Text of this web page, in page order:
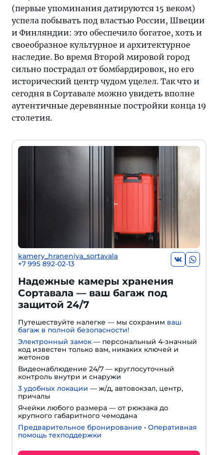
(первые упоминания датируются 15 веком)
успела побывать под властью России, Швеции
и Финляндии: это обеспечило богатое, хоть и
своеобразное культурное и архитектурное
наследие. Во время Второй мировой город
сильно пострадал от бомбардировок, но его
исторический центр чудом уцелел. Так что и
сегодня в Сортавале можно увидеть вполне
аутентичные деревянные постройки конца 19
столетия.
kamery_hraneniya_sortavala
+7 995 892-02-13
Надежные камеры хранения
Сортавала — ваш багаж под
защитой 24/7
Путешествуйте налегке — мы сохраним ваш
багаж в полной безопасности!
Электронный замок — персональный 4-значный
код известен только вам, никаких ключей и
жетонов
Видеонаблюдение 24/7 — круглосуточный
контроль внутри и снаружи
3 удобных локации — ж/д, автовокзал, центр,
причалы
Ячейки любого размера — от рюкзака до
крупного габаритного чемодана
Предварительное бронирование • Оперативная
помощь техподдержки